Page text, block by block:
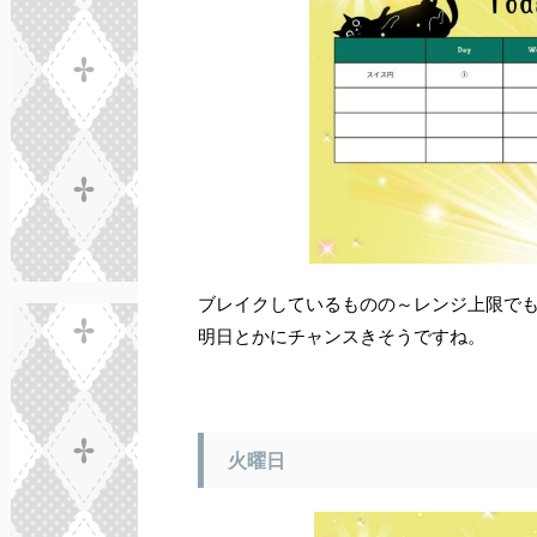
ブレイクしているものの～レンジ上限で
明日とかにチャンスきそうですね。
火曜日